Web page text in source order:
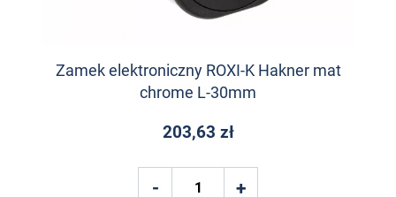
Zamek elektroniczny ROXI-K Hakner mat
chrome L-30mm
203,63 zł